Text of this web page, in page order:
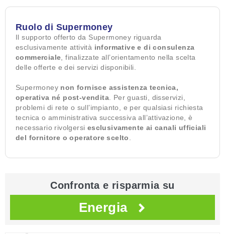
Ruolo di Supermoney
Il supporto offerto da Supermoney riguarda
esclusivamente attività informative e di consulenza
commerciale , finalizzate all’orientamento nella scelta
delle offerte e dei servizi disponibili.
Supermoney non fornisce assistenza tecnica,
operativa né post-vendita . Per guasti, disservizi,
problemi di rete o sull’impianto, e per qualsiasi richiesta
tecnica o amministrativa successiva all’attivazione, è
necessario rivolgersi esclusivamente ai canali ufficiali
del fornitore o operatore scelto
Confronta e risparmia su
Energia